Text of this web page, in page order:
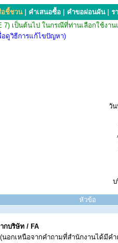
ชี้ชวน คำเสนอซื้อ คำขอผ่อนผัน ร
7) เป็นต้นไป ในกรณีที่ท่านเลือกใ
ดูวิธีการแก้ไขปัญหา)
วัน
บ
หัวข้อ
กบริษัท / FA
อกเหนือจากคำถามที่สำนักงานได้มีค